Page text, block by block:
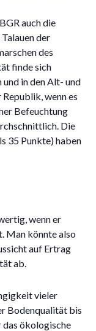
auch die
der
des
finde sich
und in den Alt- und
wenn es
Befeuchtung
Die
35 Punkte) haben
wenn er
Man könnte also
auf Ertrag
ab.
vieler
Bodenqualität bis
das ökologische